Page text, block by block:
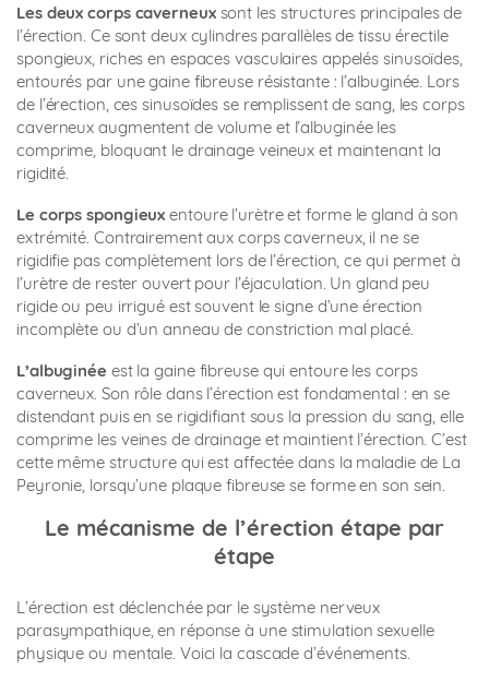
Les deux corps caverneuxsont les structures principales de
l’érection. Ce sont deux cylindres parallèles de tissu érectile
spongieux, riches en espaces vasculaires appelés sinusoïdes,
entourés par une gaine fibreuse résistante : l’albuginée. Lors
de l’érection, ces sinusoïdes se remplissent de sang, les corps
caverneux augmentent de volume et l’albuginée les
comprime, bloquant le drainage veineux et maintenant la
rigidité.
Le corps spongieux entoure l’urètre et forme le gland à son
extrémité. Contrairement aux corps caverneux, il ne se
rigidifie pas complètement lors de l’érection, ce qui permet à
l’urètre de rester ouvert pour l’éjaculation. Un gland peu
rigide ou peu irrigué est souvent le signe d’une érection
incomplète ou d’un anneau de constriction mal placé.
L’albuginée est la gaine fibreuse qui entoure les corps
caverneux. Son rôle dans l’érection est fondamental : en se
distendant puis en se rigidifiant sous la pression du sang, elle
comprime les veines de drainage et maintient l’érection. C’est
cette même structure qui est affectée dans la maladie de La
Peyronie, lorsqu’une plaque fibreuse se forme en son sein.
Le mécanisme de l’érection étape par
étape
L’érection est déclenchée par le système nerveux
parasympathique, en réponse à une stimulation sexuelle
physique ou mentale. Voici la cascade d’événements.